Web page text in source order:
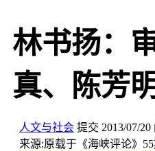
林书扬：
真、陈芳
人文与社会 提交 2013/07/20
来源:原载于《海峡评论》